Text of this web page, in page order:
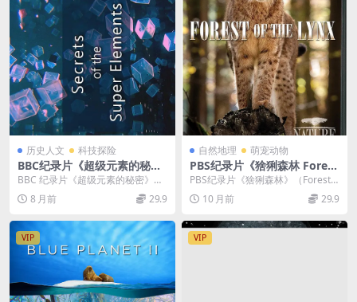
历史人文 科技探险
BBC纪录片《超级元素的秘密
Secrets of the Super Eleme
nts 2017》英语中字 720P/M
P4/655M 超级元素的秘密
BBC 纪录片《超级元素的秘密》：
解锁高科技背后的元素密码 在科技
飞速发展的当下...
8 月前 29.9
自然地理 萌宠动物
PBS纪录片《猞猁森林 Forest
of the Lynx 2017》英语英字
720P/MP4/957MB 森林精灵
猞猁
PBS纪录片《猞猁森林》（Forest o
f the Lynx 2017）：阿尔...
10 月前 29.9
VIP VIP